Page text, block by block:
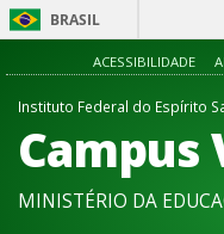
BRASIL
ACESSIBILIDADE
Instituto Federal do Espírito
Campus
MINISTÉRIO DA